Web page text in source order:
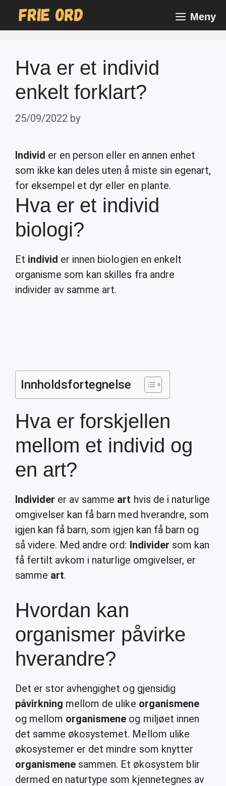
Meny
Hva er et individ
enkelt forklart?
25/09/2022 by
Individ er en person eller en annen enhet
som ikke kan deles uten å miste sin egenart,
for eksempel et dyr eller en plante.
Hva er et individ
biologi?
Et individ er innen biologien en enkelt
organisme som kan skilles fra andre
individer av samme art.
Innholdsfortegnelse
Hva er forskjellen
mellom et individ og
en art?
Individer er av samme art hvis de i naturlige
omgivelser kan få barn med hverandre, som
igjen kan få barn, som igjen kan få barn og
så videre. Med andre ord: Individer som kan
få fertilt avkom i naturlige omgivelser, er
samme art.
Hvordan kan
organismer påvirke
hverandre?
Det er stor avhengighet og gjensidig
påvirkning mellom de ulike organismene
og mellom organismene og miljøet innen
det samme økosystemet. Mellom ulike
økosystemer er det mindre som knytter
organismene sammen. Et økosystem blir
dermed en naturtype som kjennetegnes av